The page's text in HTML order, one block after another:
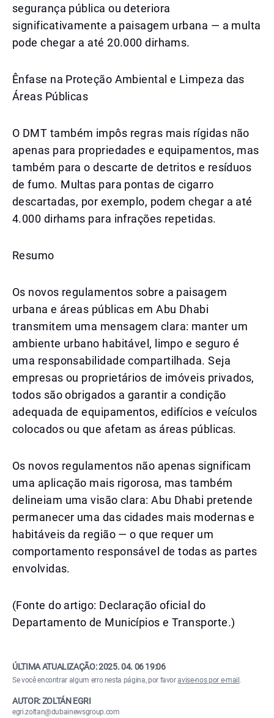
segurança pública ou deteriora
significativamente a paisagem urbana — a multa
pode chegar a até 20.000 dirhams.
Ênfase na Proteção Ambiental e Limpeza das
Áreas Públicas
O DMT também impôs regras mais rígidas não
apenas para propriedades e equipamentos, mas
também para o descarte de detritos e resíduos
de fumo. Multas para pontas de cigarro
descartadas, por exemplo, podem chegar a até
4.000 dirhams para infrações repetidas.
Resumo
Os novos regulamentos sobre a paisagem
urbana e áreas públicas em Abu Dhabi
transmitem uma mensagem clara: manter um
ambiente urbano habitável, limpo e seguro é
uma responsabilidade compartilhada. Seja
empresas ou proprietários de imóveis privados,
todos são obrigados a garantir a condição
adequada de equipamentos, edifícios e veículos
colocados ou que afetam as áreas públicas.
Os novos regulamentos não apenas significam
uma aplicação mais rigorosa, mas também
delineiam uma visão clara: Abu Dhabi pretende
permanecer uma das cidades mais modernas e
habitáveis da região — o que requer um
comportamento responsável de todas as partes
envolvidas.
(Fonte do artigo: Declaração oficial do
Departamento de Municípios e Transporte.)
ÚLTIMA ATUALIZAÇÃO:2025. 04. 06 19:06
Se você encontrar algum erro nesta página, por favoravise-nos por e-mail .
AUTOR: ZOLTÁN EGRI
egri.zoltan@dubainewsgroup.com